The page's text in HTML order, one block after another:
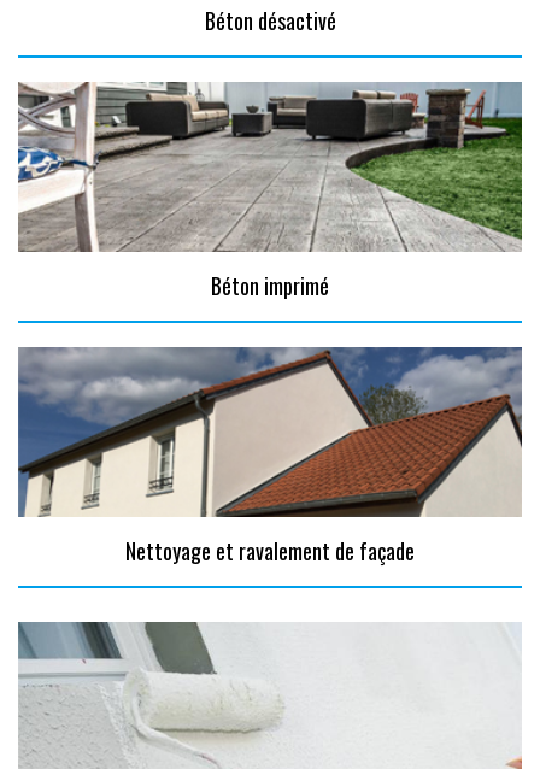
Béton désactivé
Béton imprimé
Nettoyage et ravalement de façade